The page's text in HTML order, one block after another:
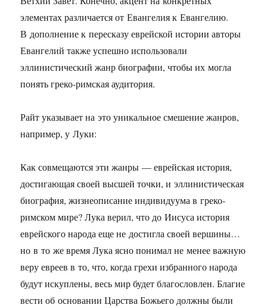
элементах различается от Евангелия к Евангелию.
В дополнение к пересказу еврейской истории авторы
Евангелий также успешно использовали
эллинистический жанр биографии, чтобы их могла
понять греко-римская аудитория.
Райт указывает на это уникальное смешение жанров,
например, у Луки:
Как совмещаются эти жанры — еврейская история,
достигающая своей высшей точки, и эллинистическая
биография, жизнеописание индивидуума в греко-
римском мире? Лука верил, что до Иисуса история
еврейского народа еще не достигла своей вершины…
но в то же время Лука ясно понимал не менее важную
веру евреев в то, что, когда грехи избранного народа
будут искуплены, весь мир будет благословлен. Благие
вести об основании Царства Божьего должны были